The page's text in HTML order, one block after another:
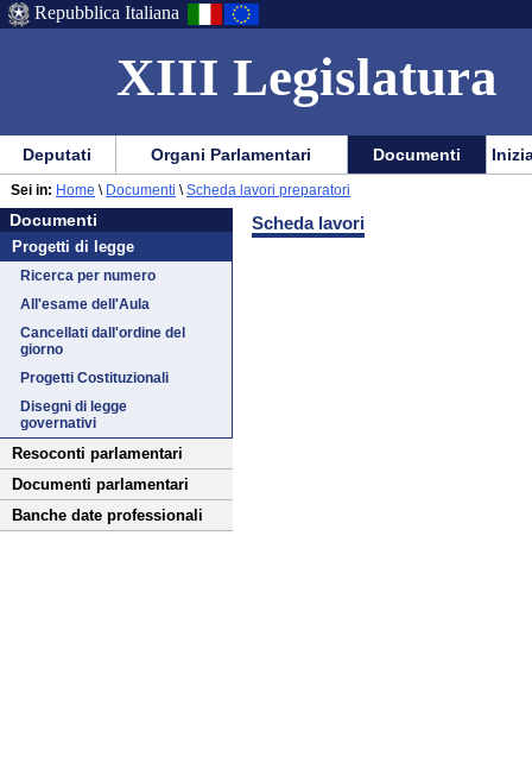
XIII Legislatura
Menu
di
ausilio
alla
navigazione
Vai
Menu
di
navigazione
principale
Repubblica Italiana
Menu
di
navigazione
principale
Vai
menu
di
sezione
Deputati Organi Parlamentari Documenti
Documenti
Vai
al
contenuto
Documenti
Progetti di legge
Ricerca per numero
All'esame dell'Aula
Cancellati dall'ordine del
giorno
Progetti Costituzionali
Disegni di legge
governativi
Resoconti parlamentari
Documenti parlamentari
Banche date professionali
Sei in: Home \ Documenti \ Scheda lavori preparatori
Scheda lavori